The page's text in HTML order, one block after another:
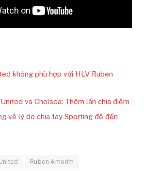
không phù hợp với HLV Ruben
vs Chelsea: Thêm lần chia điểm
về lý do chia tay Sporting để đến
Ruben Amorim